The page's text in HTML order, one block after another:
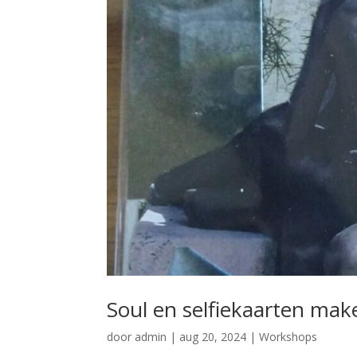
Soul en selfiekaarten
door admin | aug 20, 2024 |Workshops